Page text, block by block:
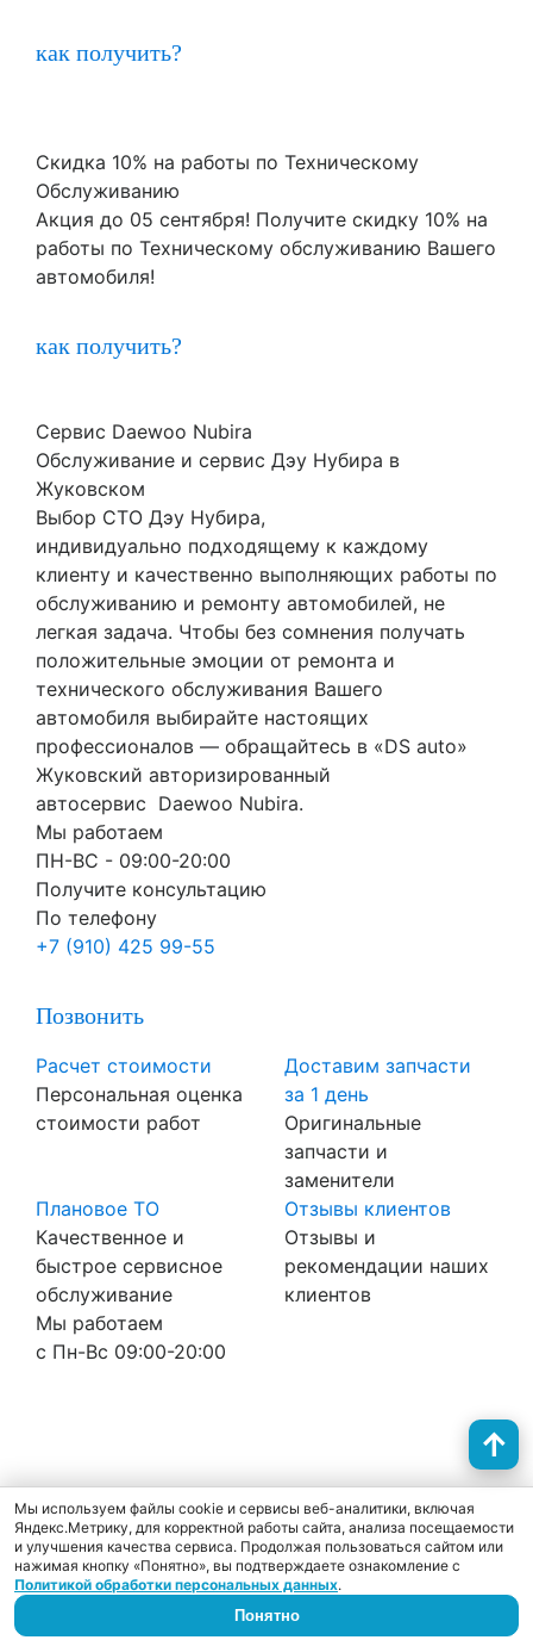
как получить?
Скидка 10% на работы по Техническому
Обслуживанию
Акция до 05 сентября! Получите скидку 10% на
работы по Техническому обслуживанию Вашего
автомобиля!
как получить?
Сервис Daewoo Nubira
Обслуживание и сервис Дэу Нубира в
Жуковском
Выбор СТО Дэу Нубира,
индивидуально подходящему к каждому
клиенту и качественно выполняющих работы по
обслуживанию и ремонту автомобилей, не
легкая задача. Чтобы без сомнения получать
положительные эмоции от ремонта и
технического обслуживания Вашего
автомобиля выбирайте настоящих
профессионалов — обращайтесь в «DS auto»
Жуковский авторизированный
автосервис Daewoo Nubira.
Мы работаем
ПН-ВC - 09:00-20:00
Получите консультацию
По телефону
+7 (910) 425 99-55
Позвонить
Расчет стоимости
Персональная оценка
стоимости работ
Доставим запчасти
за 1 день
Оригинальные
запчасти и
заменители
Плановое ТО
Качественное и
быстрое сервисное
обслуживание
Отзывы клиентов
Отзывы и
рекомендации наших
клиентов
Мы работаем
с Пн-Вc 09:00-20:00
Мы используем файлы cookie и сервисы веб-аналитики, включая
Яндекс.Метрику, для корректной работы сайта, анализа посещаемости
и улучшения качества сервиса. Продолжая пользоваться сайтом или
нажимая кнопку «Понятно», вы подтверждаете ознакомление с
Политикой обработки персональных данных.
Понятно